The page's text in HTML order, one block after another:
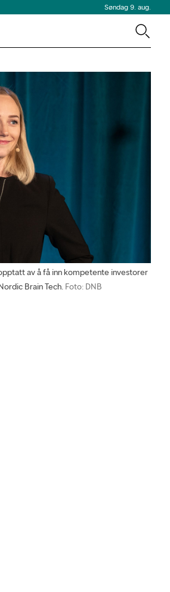
Søndag 9. aug.
opptatt av å få inn kompetente investorer
Brain Tech. Foto: DNB